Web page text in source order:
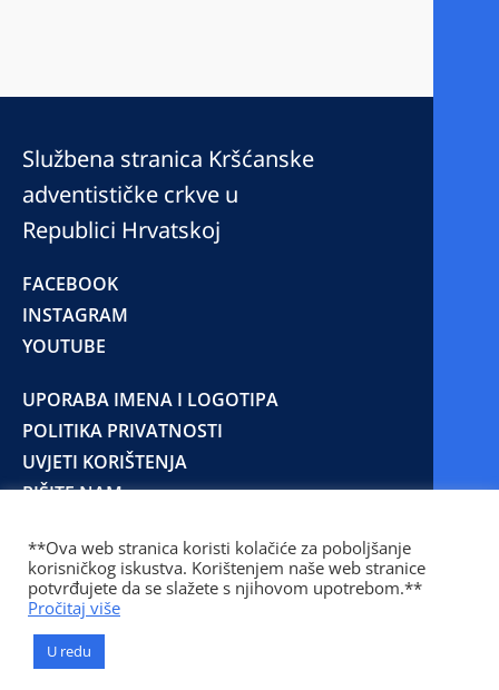
Službena stranica Kršćanske
adventističke crkve u
Republici Hrvatskoj
FACEBOOK
INSTAGRAM
YOUTUBE
UPORABA IMENA I LOGOTIPA
POLITIKA PRIVATNOSTI
UVJETI KORIŠTENJA
PIŠITE NAM
© 2025 Copyright © 2023 Kršćanska adventistička
crkva u Republici Hrvatskoj
Prilaz Gjure Deželića 77 Zagreb 10000 Hrvatska 01
236 1900
**Ova web stranica koristi kolačiće za poboljšanje
korisničkog iskustva. Korištenjem naše web stranice
potvrđujete da se slažete s njihovom upotrebom.**
Pročitaj više
U redu